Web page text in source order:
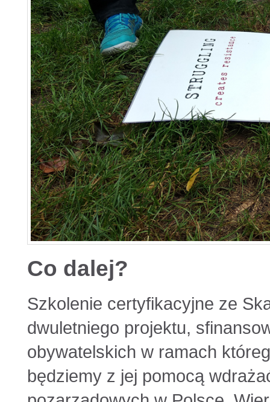
Co dalej?
Szkolenie certyfikacyjne ze
dwuletniego projektu,
obywatelskich w ramach
będziemy z jej pomocą